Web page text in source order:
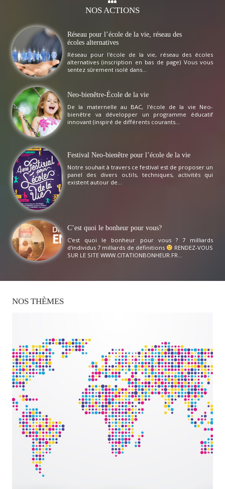
NOSACTIONS
Réseau pour l’école de la vie, réseau des
écoles alternatives
Réseau pour l'école de la vie, réseau des écoles
alternatives (inscription en bas de page) Vous vous
sentez sûrement isolé dans...
Neo-bienêtre-École de la vie
De la maternelle au BAC, l'école de la vie Neo-
bienêtre va développer un programme éducatif
innovant (inspiré de différents courants...
Festival Neo-bienêtre pour l’école de la vie
Notre souhait à travers ce festival est de proposer un
panel des divers outils, techniques, activités qui
existent autour de...
C’est quoi le bonheur pour vous?
C'est quoi le bonheur pour vous ? 7 milliards
d'individus 7 milliards de définitions
RENDEZ-VOUS
SUR LE SITE WWW.CITATIONBONHEUR.FR...
NOS THÈMES